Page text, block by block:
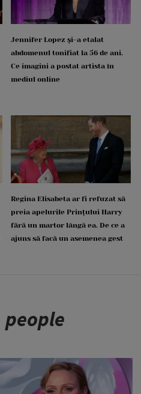
Jennifer Lopez și-a etalat
abdomenul tonifiat la 56 de ani.
Ce imagini a postat artista în
mediul online
Regina Elisabeta ar fi refuzat să
preia apelurile Prințului Harry
fără un martor lângă ea. De ce a
ajuns să facă un asemenea gest
people